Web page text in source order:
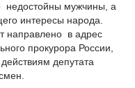
недостойны мужчины, а
интересы народа.
направлено в адрес
прокурора России,
депутата